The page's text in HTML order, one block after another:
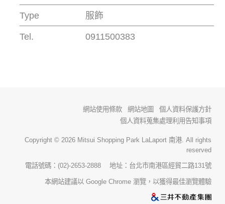
Type 服飾
Tel. 0911500383
網站使用條款 網站地圖
個人資料保護方針
個人資料蒐集處理利用告知事項
Copyright © 2026 Mitsui Shopping Park LaLaport 南港. All rights
reserved
電話號碼：(02)-2653-2888 地址：台北市南港區經貿二路131號
本網站建議以 Google Chrome 瀏覽，以獲得最佳瀏覽體驗